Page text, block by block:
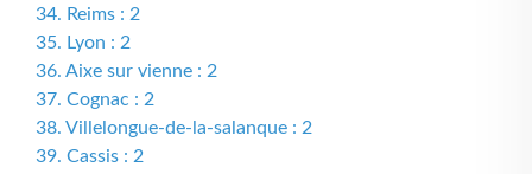
34. Reims : 2
35. Lyon : 2
36. Aixe sur vienne : 2
37. Cognac : 2
38. Villelongue-de-la-salanque : 2
39. Cassis : 2